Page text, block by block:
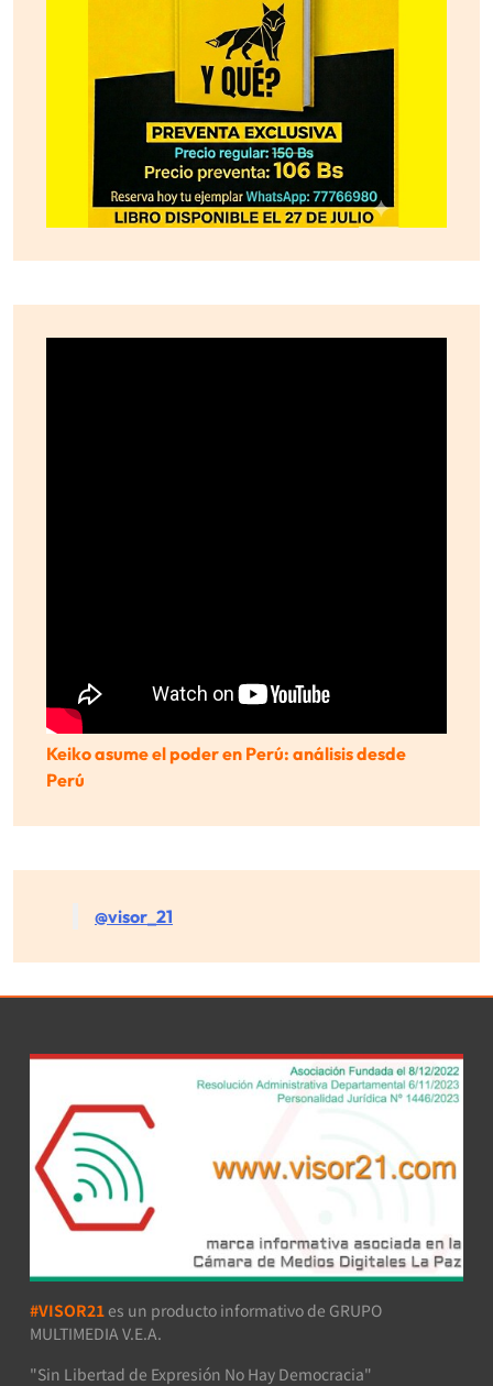
Keiko asume el poder en Perú: análisis desde
Perú
@visor_21
#VISOR21 es un producto informativo de GRUPO
MULTIMEDIA V.E.A.
"Sin Libertad de Expresión No Hay Democracia"